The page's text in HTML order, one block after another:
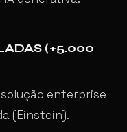
(+5.000
solução enterprise
(Einstein).